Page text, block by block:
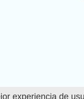
experiencia de